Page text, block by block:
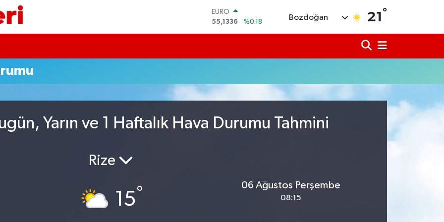
55,1336
STERLİN
64,2534
%0.22
DOLAR
Bozdoğan 21 °
Yarın ve 1 Haftalık Hava Durumu Tahmini
Rize
15°
06 Ağustos Perşembe
08:15